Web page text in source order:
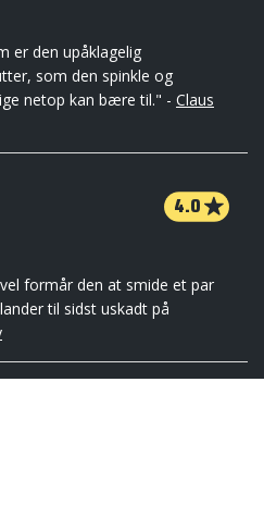
er den upåklagelig
som den spinkle og
netop kan bære til." - Claus
4.0
formår den at smide et par
til sidst uskadt på